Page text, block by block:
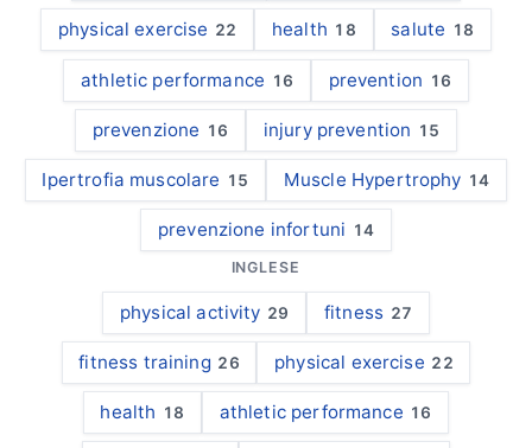
physical exercise 22 health 18 salute 18
athletic performance 16 prevention 16
prevenzione 16 injury prevention 15
Ipertrofia muscolare 15 Muscle Hypertrophy 14
prevenzione infortuni 14
INGLESE
physical activity 29 fitness 27
fitness training 26 physical exercise 22
health 18 athletic performance 16